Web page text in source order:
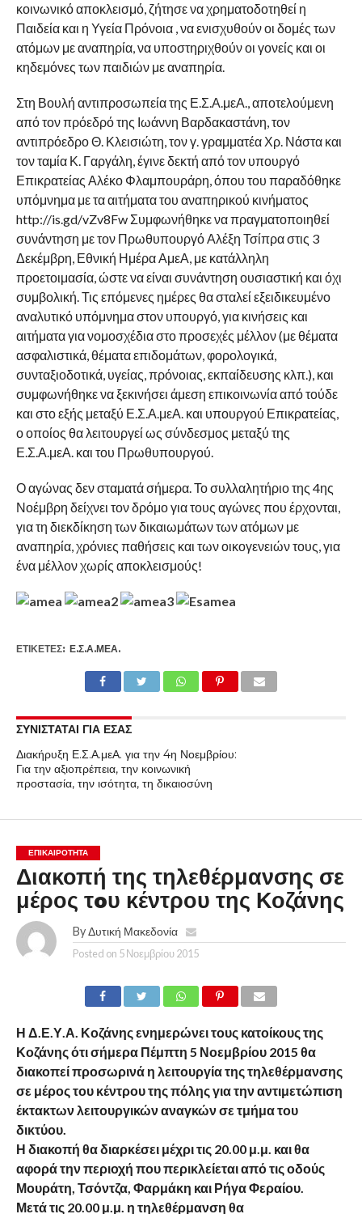
κοινωνικό αποκλεισμό, ζήτησε να χρηματοδοτηθεί η
Παιδεία και η Υγεία Πρόνοια , να ενισχυθούν οι δομές των
ατόμων με αναπηρία, να υποστηριχθούν οι γονείς και οι
κηδεμόνες των παιδιών με αναπηρία.
Στη Βουλή αντιπροσωπεία της Ε.Σ.Α.μεΑ., αποτελούμενη
από τον πρόεδρό της Ιωάννη Βαρδακαστάνη, τον
αντιπρόεδρο Θ. Κλεισιώτη, τον γ. γραμματέα Χρ. Νάστα και
τον ταμία Κ. Γαργάλη, έγινε δεκτή από τον υπουργό
Επικρατείας Αλέκο Φλαμπουράρη, όπου του παραδόθηκε
υπόμνημα με τα αιτήματα του αναπηρικού κινήματος
http://is.gd/vZv8Fw Συμφωνήθηκε να πραγματοποιηθεί
συνάντηση με τον Πρωθυπουργό Αλέξη Τσίπρα στις 3
Δεκέμβρη, Εθνική Ημέρα ΑμεΑ, με κατάλληλη
προετοιμασία, ώστε να είναι συνάντηση ουσιαστική και όχι
συμβολική. Τις επόμενες ημέρες θα σταλεί εξειδικευμένο
αναλυτικό υπόμνημα στον υπουργό, για κινήσεις και
αιτήματα για νομοσχέδια στο προσεχές μέλλον (με θέματα
ασφαλιστικά, θέματα επιδομάτων, φορολογικά,
συνταξιοδοτικά, υγείας, πρόνοιας, εκπαίδευσης κλπ.), και
συμφωνήθηκε να ξεκινήσει άμεση επικοινωνία από τούδε
και στο εξής μεταξύ Ε.Σ.Α.μεΑ. και υπουργού Επικρατείας,
ο οποίος θα λειτουργεί ως σύνδεσμος μεταξύ της
Ε.Σ.Α.μεΑ. και του Πρωθυπουργού.
Ο αγώνας δεν σταματά σήμερα. Το συλλαλητήριο της 4ης
Νοέμβρη δείχνει τον δρόμο για τους αγώνες που έρχονται,
για τη διεκδίκηση των δικαιωμάτων των ατόμων με
αναπηρία, χρόνιες παθήσεις και των οικογενειών τους, για
ένα μέλλον χωρίς αποκλεισμούς!
ΕΤΙΚΕΤΕΣ: Ε.Σ.Α.ΜΕΑ.
ΣΥΝΙΣΤΑΤΑΙ ΓΙΑ ΕΣΑΣ
Διακήρυξη Ε.Σ.Α.μεΑ. για την 4η Νοεμβρίου:
Για την αξιοπρέπεια, την κοινωνική
προστασία, την ισότητα, τη δικαιοσύνη
ΕΠΙΚΑΙΡΟΤΗΤΑ
Διακοπή της τηλεθέρμανσης σε
μέρος τoυ κέντρου της Κοζάνης
By Δυτική Μακεδονία
Posted on 5 Νοεμβρίου 2015
Η Δ.Ε.Υ.Α. Κοζάνης ενημερώνει τους κατοίκους της
Κοζάνης ότι σήμερα Πέμπτη 5 Νοεμβρίου 2015 θα
διακοπεί προσωρινά η λειτουργία της τηλεθέρμανσης
σε μέρος του κέντρου της πόλης για την αντιμετώπιση
έκτακτων λειτουργικών αναγκών σε τμήμα του
δικτύου.
Η διακοπή θα διαρκέσει μέχρι τις 20.00 μ.μ. και θα
αφορά την περιοχή που περικλείεται από τις οδούς
Μουράτη, Τσόντζα, Φαρμάκη και Ρήγα Φεραίου.
Μετά τις 20.00 μ.μ. η τηλεθέρμανση θα